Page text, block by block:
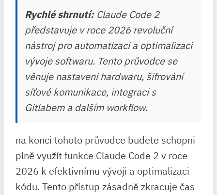
Rychlé shrnutí:Claude Code 2
představuje v roce 2026 revoluční
nástroj pro automatizaci a optimalizaci
vývoje softwaru. Tento průvodce se
věnuje nastavení hardwaru, šifrování
síťové komunikace, integraci s
Gitlabem a dalším workflow.
na konci tohoto průvodce budete schopni
plně ⁢využít funkce Claude Code 2 v roce
2026 k efektivnímu vývoji a optimalizaci
kódu. Tento přístup zásadně zkracuje čas